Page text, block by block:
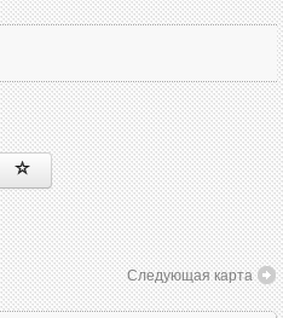
Следующая карта